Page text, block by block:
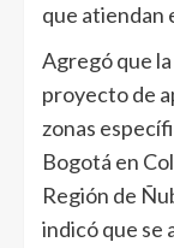
que atiendan
Agregó que
proyecto de
zonas
Bogotá en
Región de
indicó que se